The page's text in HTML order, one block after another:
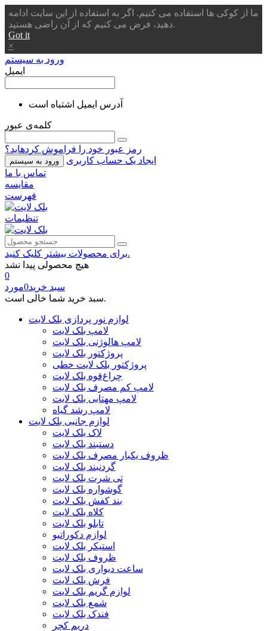
ما از کوکی ها استفاده می کنیم. اگر به استفاده از این سایت ادامه
دهید، فرض می کنیم که از آن راضی هستید.
Got it
×
ورود به سیستم
ایمیل
آدرس ایمیل اشتباه است
کلمه‌ی عبور
رمز عبور خود را فراموش کردهاید؟
ورود به سیستم
ایجاد یک حساب کاربری
تماس با ما
مقایسه
فهرست
تنظیمات
برای محصولات بیشتر کلیک کنید.
هیچ محصولی پیدا نشد
0
سبد خرید0مورد
سبد خرید شما خالی است.
لوازم نور پردازی بلک لایت
لامپ بلک لایت
لامپ هالوژنی بلک لایت
پروژکتور بلک لایت
پروژکتور بلک لایت خطی
چراغ‌قوه بلک لایت
لامپ کم مصرف بلک لایت
لامپ مهتابی بلک لایت
لامپ رشد گیاه
لوازم جانبی بلک لایت
لاک بلک لایت
دستبند بلک لایت
ظروف یکبار مصرف بلک لایت
گردنبند بلک لایت
تی شرت بلک لایت
گوشواره بلک لایت
بند کفش بلک لایت
کلاه بلک لایت
تابلو بلک لایت
لوازم دکوراتیو
استیکر بلک لایت
ظروف بلک لایت
ساعت دیواری بلک لایت
فرش بلک لایت
لوازم گریم بلک لایت
شمع بلک لایت
فندک بلک لایت
دریم کچر